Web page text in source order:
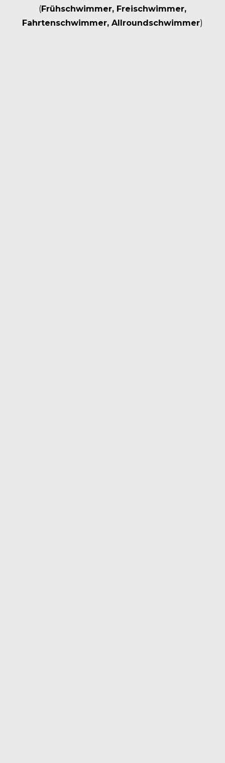
(Frühschwimmer, Freischwimmer,
Fahrtenschwimmer, Allroundschwimmer)